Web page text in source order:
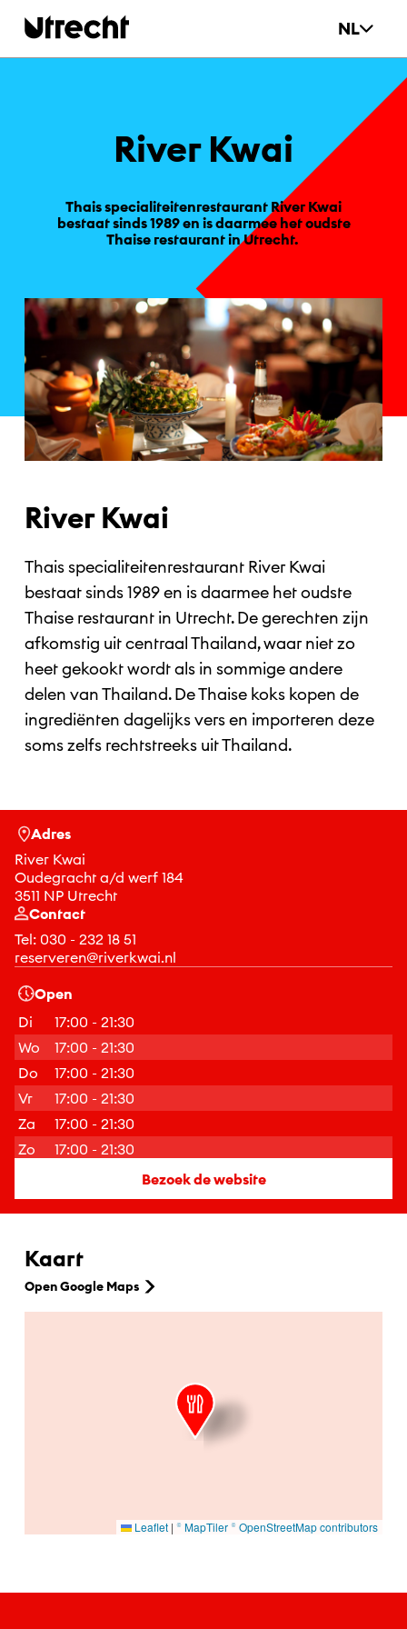
NL
Ri­ver Kwai
Thais specialiteitenrestaurant River Kwai
bestaat sinds 1989 en is daarmee het oudste
Thaise restaurant in Utrecht.
River Kwai
Thais specialiteitenrestaurant River Kwai
bestaat sinds 1989 en is daarmee het oudste
Thaise restaurant in Utrecht. De gerechten zijn
afkomstig uit centraal Thailand, waar niet zo
heet gekookt wordt als in sommige andere
delen van Thailand. De Thaise koks kopen de
ingrediënten dagelijks vers en importeren deze
soms zelfs rechtstreeks uit Thailand.
Adres
River Kwai
Oudegracht a/d werf 184
3511 NP Utrecht
Contact
Tel: 030 - 232 18 51
reserveren@riverkwai.nl
Open
Di
17:00 - 21:30
Wo
17:00 - 21:30
Do
17:00 - 21:30
Vr
17:00 - 21:30
Za
17:00 - 21:30
Zo
17:00 - 21:30
Bezoek de website
Kaart
Open Google Maps
Leaflet | © MapTiler© OpenStreetMap contributors